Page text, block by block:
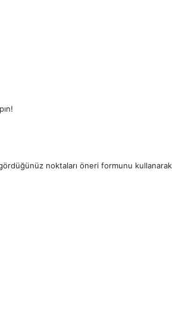
noktaları öneri formunu kullanarak